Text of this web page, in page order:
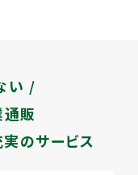
い /
販
実のサービス